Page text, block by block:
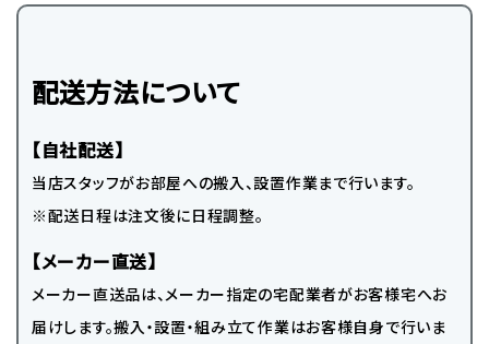
配送方法について
【自社配送】
当店スタッフがお部屋への搬入、設置作業まで行います。
※配送日程は注文後に日程調整。
【メーカー直送】
メーカー直送品は、メーカー指定の宅配業者がお客様宅へお
届けします。搬入・設置・組み立て作業はお客様自身で行いま